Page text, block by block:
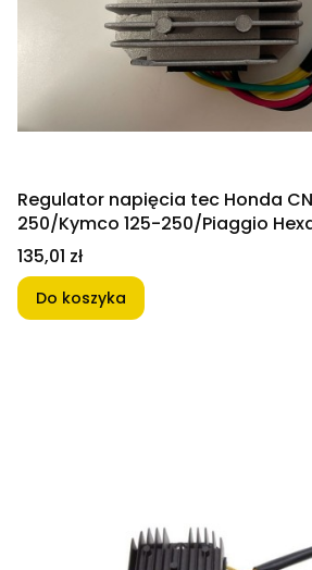
Regulator napięcia tec Honda
250/Kymco 125-250/Piaggio
Cena
135,01 zł
Do koszyka